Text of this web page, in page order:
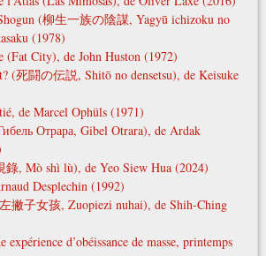
(柳生一族の陰謀, Yagyū ichizoku no
(1978)
(Fat City), de John Huston (1972)
(死闘の伝説, Shitō no densetsu), de Keisuke
de Marcel Ophüls (1971)
Отрара, Gibel Otrara), de Ardak
錄, Mò shì lù), de Yeo Siew Hua (2024)
Desplechin (1992)
撇子女孩, Zuopiezi nuhai), de Shih-Ching
d’obéissance de masse, printemps